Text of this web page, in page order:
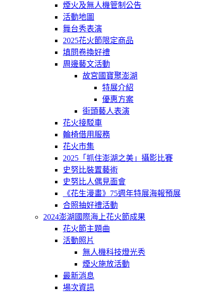
煙火及無人機管制公告
活動地圖
舞台秀表演
2025花火節限定商品
填問卷換好禮
周邊藝文活動
故宮國寶聚澎湖
特展介紹
優惠方案
街頭藝人表演
花火接駁車
輪椅借用服務
花火市集
2025「抓住澎湖之美」攝影比賽
史努比裝置藝術
史努比人偶見面會
《花生漫畫》75週年特展海報預展
合照抽好禮活動
2024澎湖國際海上花火節成果
花火節主題曲
活動照片
無人機科技燈光秀
煙火施放活動
最新消息
場次資訊